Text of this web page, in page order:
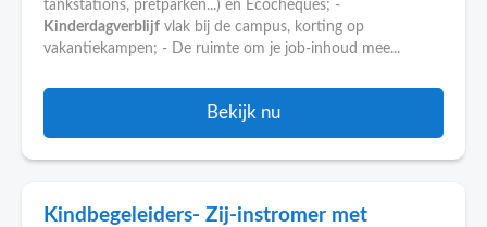
tankstations, pretparken...) en Ecocheques; -
Kinderdagverblijf vlak bij de campus, korting op
vakantiekampen; - De ruimte om je job-inhoud mee...
Bekijk nu
Kindbegeleiders- Zij-instromer met